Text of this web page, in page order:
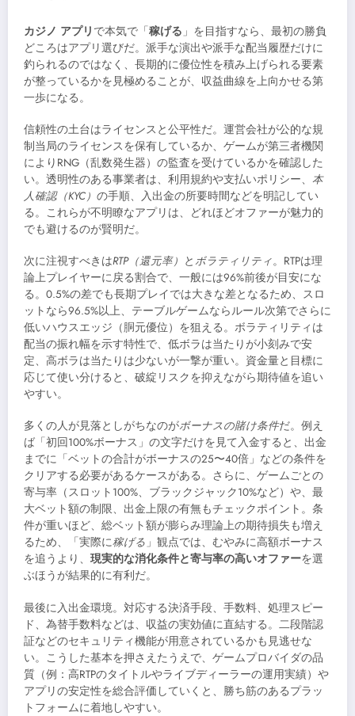
カジノ アプリ で本気で「稼げる」を目指すなら、最初の勝負
どころはアプリ選びだ。派手な演出や派手な配当履歴だけに
釣られるのではなく、長期的に優位性を積み上げられる要素
が整っているかを見極めることが、収益曲線を上向かせる第
一歩になる。
信頼性の土台はライセンスと公平性だ。運営会社が公的な規
制当局のライセンスを保有しているか、ゲームが第三者機関
によりRNG（乱数発生器）の監査を受けているかを確認した
い。透明性のある事業者は、利用規約や支払いポリシー、 本
人確認（KYC） の手順、入出金の所要時間などを明記してい
る。これらが不明瞭なアプリは、どれほどオファーが魅力的
でも避けるのが賢明だ。
次に注視すべきはRTP（還元率） と ボラティリティ。RTPは理
論上プレイヤーに戻る割合で、一般には96%前後が目安にな
る。0.5%の差でも長期プレイでは大きな差となるため、スロ
ットなら96.5%以上、テーブルゲームならルール次第でさらに
低いハウスエッジ（胴元優位）を狙える。ボラティリティは
配当の振れ幅を示す特性で、低ボラは当たりが小刻みで安
定、高ボラは当たりは少ないが一撃が重い。資金量と目標に
応じて使い分けると、破綻リスクを抑えながら期待値を追い
やすい。
多くの人が見落としがちなのがボーナスの賭け条件だ。例え
ば「初回100%ボーナス」の文字だけを見て入金すると、出金
までに「ベットの合計がボーナスの25〜40倍」などの条件を
クリアする必要があるケースがある。さらに、ゲームごとの
寄与率（スロット100%、ブラックジャック10%など）や、最
大ベット額の制限、出金上限の有無もチェックポイント。条
件が重いほど、総ベット額が膨らみ理論上の期待損失も増え
るため、「実際に稼げる」観点では、むやみに高額ボーナス
を追うより、 現実的な消化条件と寄与率の高いオファーを選
ぶほうが結果的に有利だ。
最後に入出金環境。対応する決済手段、手数料、処理スピー
ド、為替手数料などは、収益の実効値に直結する。二段階認
証などのセキュリティ機能が用意されているかも見逃せな
い。こうした基本を押さえたうえで、ゲームプロバイダの品
質（例：高RTPのタイトルやライブディーラーの運用実績）や
アプリの安定性を総合評価していくと、勝ち筋のあるプラッ
トフォームに着地しやすい。